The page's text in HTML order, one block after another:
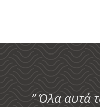
” Όλα αυτά